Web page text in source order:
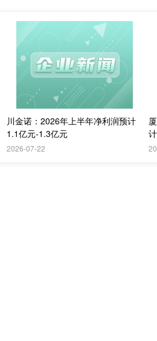
川金诺：2026年上半年净利润预计
1.1亿元-1.3亿元
2026-07-22